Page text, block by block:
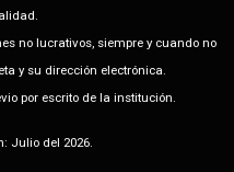
no lucrativos, siempre y cuando no
y su dirección electrónica.
por escrito de la institución.
Julio del 2026.